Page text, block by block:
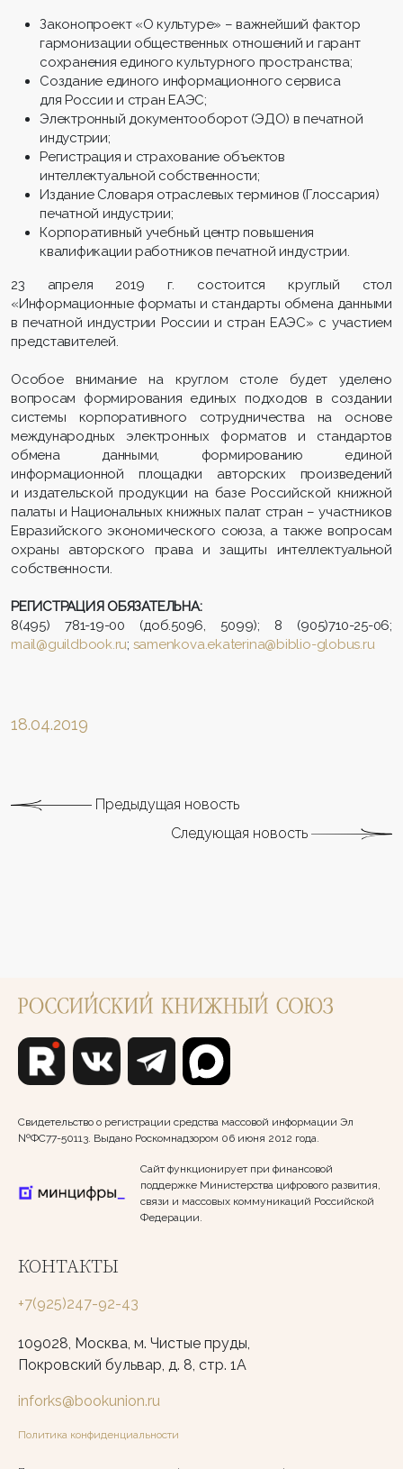
Законопроект «О культуре» – важнейший фактор
гармонизации общественных отношений и гарант
сохранения единого культурного пространства;
Создание единого информационного сервиса
для России и стран ЕАЭС;
Электронный документооборот (ЭДО) в печатной
индустрии;
Регистрация и страхование объектов
интеллектуальной собственности;
Издание Словаря отраслевых терминов (Глоссария)
печатной индустрии;
Корпоративный учебный центр повышения
квалификации работников печатной индустрии.
23 апреля 2019 г. состоится круглый стол
«Информационные форматы и стандарты обмена данными
в печатной индустрии России и стран ЕАЭС» с участием
представителей.
Особое внимание на круглом столе будет уделено
вопросам формирования единых подходов в создании
системы корпоративного сотрудничества на основе
международных электронных форматов и стандартов
обмена данными, формированию единой
информационной площадки авторских произведений
и издательской продукции на базе Российской книжной
палаты и Национальных книжных палат стран – участников
Евразийского экономического союза, а также вопросам
охраны авторского права и защиты интеллектуальной
собственности.
РЕГИСТРАЦИЯ ОБЯЗАТЕЛЬНА:
8(495) 781-19-00 (доб.5096, 5099); 8 (905)710-25-06;
mail@guildbook.ru; samenkova.ekaterina@biblio-globus.ru
18.04.2019
Предыдущая новость
Следующая новость
Свидетельство о регистрации средства массовой информации Эл
№ФС77-50113. Выдано Роскомнадзором 06 июня 2012 года.
Сайт функционирует при финансовой
поддержке Министерства цифрового развития,
связи и массовых коммуникаций Российской
Федерации.
КОНТАКТЫ
+7(925)247-92-43
109028, Москва, м. Чистые пруды,
Покровский бульвар, д. 8, стр. 1А
inforks@bookunion.ru
Политика конфиденциальности